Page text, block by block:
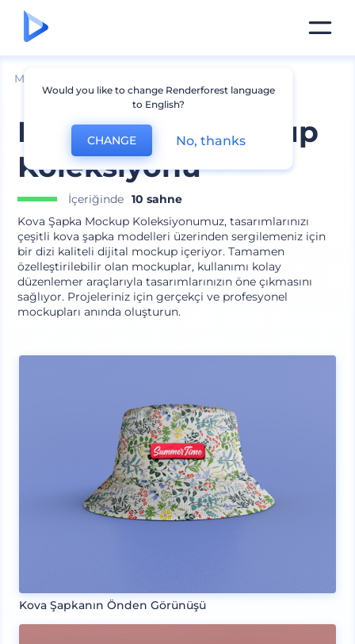
Mockuplar
Kova Şapka Mockup
Koleksiyonu
İçeriğinde 10 sahne
Kova Şapka Mockup Koleksiyonumuz, tasarımlarınızı
çeşitli kova şapka modelleri üzerinden sergilemeniz için
bir dizi kaliteli dijital mockup içeriyor. Tamamen
özelleştirilebilir olan mockuplar, kullanımı kolay
düzenlemer araçlarıyla tasarımlarınızın öne çıkmasını
sağlıyor. Projeleriniz için gerçekçi ve profesyonel
mockupları anında oluşturun.
Kova Şapkanın Önden Görünüşü
Would you like to change Renderforest language
to English?
CHANGE No, thanks